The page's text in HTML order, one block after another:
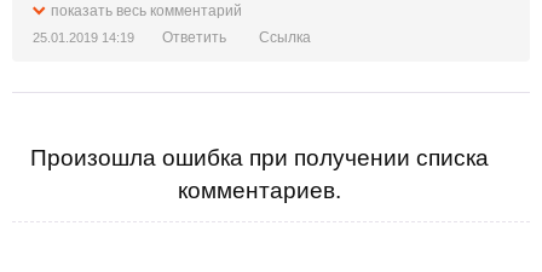
показать весь комментарий
25.01.2019 14:19 Ответить Ссылка
Произошла ошибка при получении списка
комментариев.